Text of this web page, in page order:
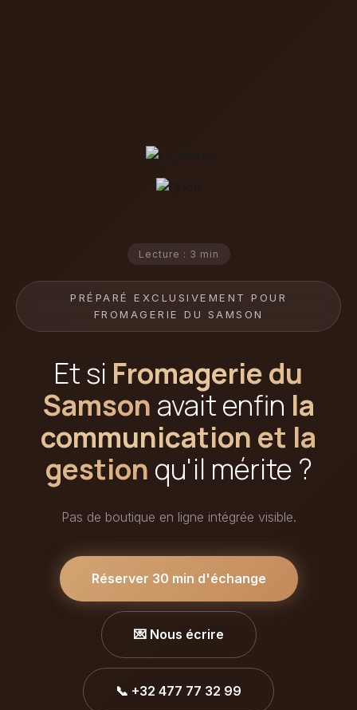
Lecture : 3 min
PRÉPARÉ EXCLUSIVEMENT POUR
FROMAGERIE DU SAMSON
Et si Fromagerie du
Samson avait enfin la
communication et la
gestion qu'il mérite ?
Pas de boutique en ligne intégrée visible.
Réserver 30 min d'échange
💌 Nous écrire
📞 +32 477 77 32 99